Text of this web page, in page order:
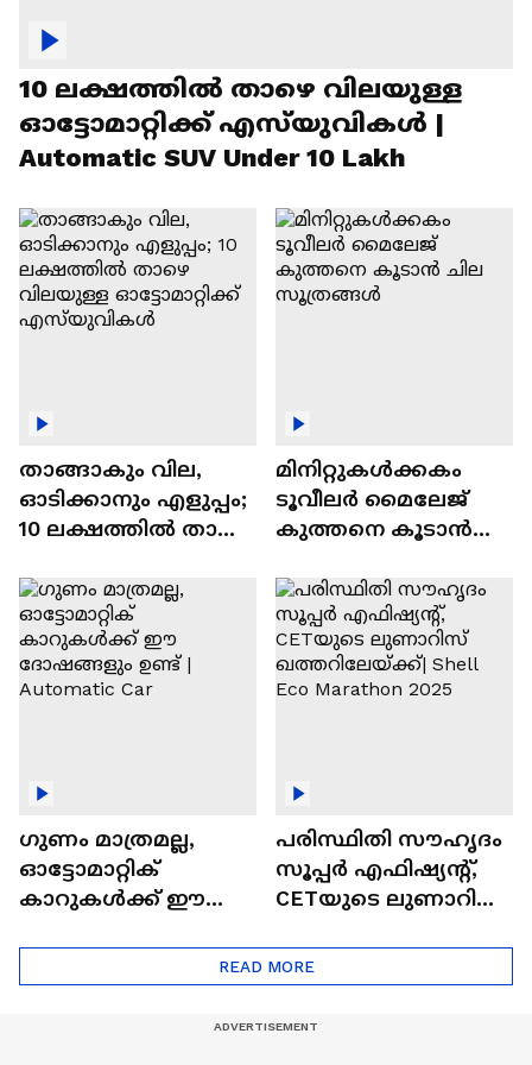
10 ലക്ഷത്തിൽ താഴെ വിലയുള്ള
ഓട്ടോമാറ്റിക്ക് എസ്‍യുവികൾ |
Automatic SUV Under 10 Lakh
താങ്ങാകും വില,
ഓടിക്കാനും എളുപ്പം;
10 ലക്ഷത്തിൽ താഴെ
ഓട്ടോമാറ്റിക്ക്
എസ്‍യുവികൾ
മിനിറ്റുകൾക്കകം
ടൂവീലർ മൈലേജ്
കുത്തനെ കൂടാൻ
ഗുണം മാത്രമല്ല,
ഓട്ടോമാറ്റിക്
കാറുകൾക്ക് ഈ
പരിസ്ഥിതി സൗഹൃദം
സൂപ്പർ എഫിഷ്യന്റ്,
CETയുടെ ലുണാറിസ്
Eco Marathon 2025
READ MORE